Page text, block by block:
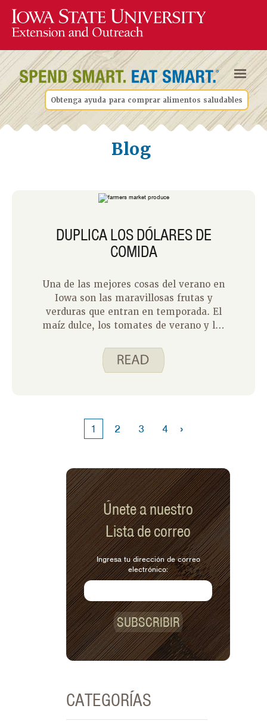
Obtenga ayuda para comprar alimentos saludables
Blog
DUPLICA LOS DÓLARES DE
COMIDA
Una de las mejores cosas del verano en
Iowa son las maravillosas frutas y
verduras que entran en temporada. El
maíz dulce, los tomates de verano y las
destacado en mi lista. En Iowa,
tenemos la suerte de tener un
Suplementaria (SNAP) a comer más
frutas y verduras mientras se apegan a
1 2 3 4 ›
Únete a nuestro
Lista de correo
Ingresa tu dirección de correo
electrónico:
SUBSCRIBIR
CATEGORÍAS